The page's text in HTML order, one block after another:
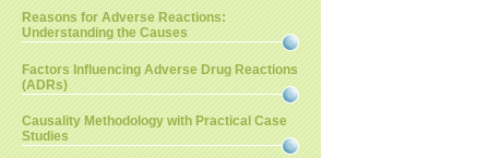
Reasons for Adverse Reactions:
Understanding the Causes
Factors Influencing Adverse Drug Reactions
(ADRs)
Causality Methodology with Practical Case
Studies